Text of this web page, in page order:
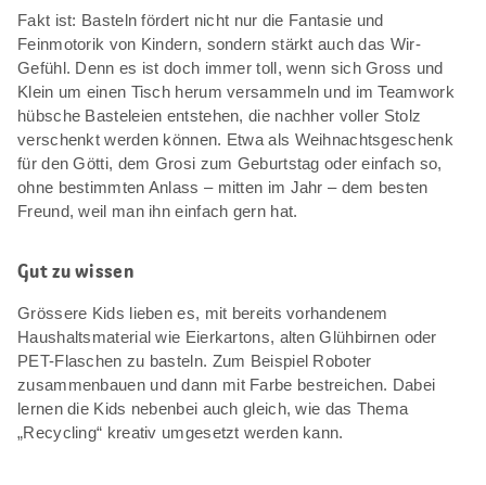
Fakt ist: Basteln fördert nicht nur die Fantasie und
Feinmotorik von Kindern, sondern stärkt auch das Wir-
Gefühl. Denn es ist doch immer toll, wenn sich Gross und
Klein um einen Tisch herum versammeln und im Teamwork
hübsche Basteleien entstehen, die nachher voller Stolz
verschenkt werden können. Etwa als Weihnachtsgeschenk
für den Götti, dem Grosi zum Geburtstag oder einfach so,
ohne bestimmten Anlass – mitten im Jahr – dem besten
Freund, weil man ihn einfach gern hat.
Gut zu wissen
Grössere Kids lieben es, mit bereits vorhandenem
Haushaltsmaterial wie Eierkartons, alten Glühbirnen oder
PET-Flaschen zu basteln. Zum Beispiel Roboter
zusammenbauen und dann mit Farbe bestreichen. Dabei
lernen die Kids nebenbei auch gleich, wie das Thema
„Recycling“ kreativ umgesetzt werden kann.